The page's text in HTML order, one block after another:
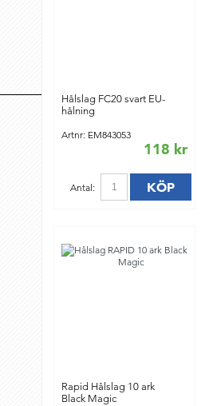
Hålslag FC20 svart EU-
hålning
Artnr: EM843053
118 kr
Antal: KÖP
Rapid Hålslag 10 ark
Black Magic